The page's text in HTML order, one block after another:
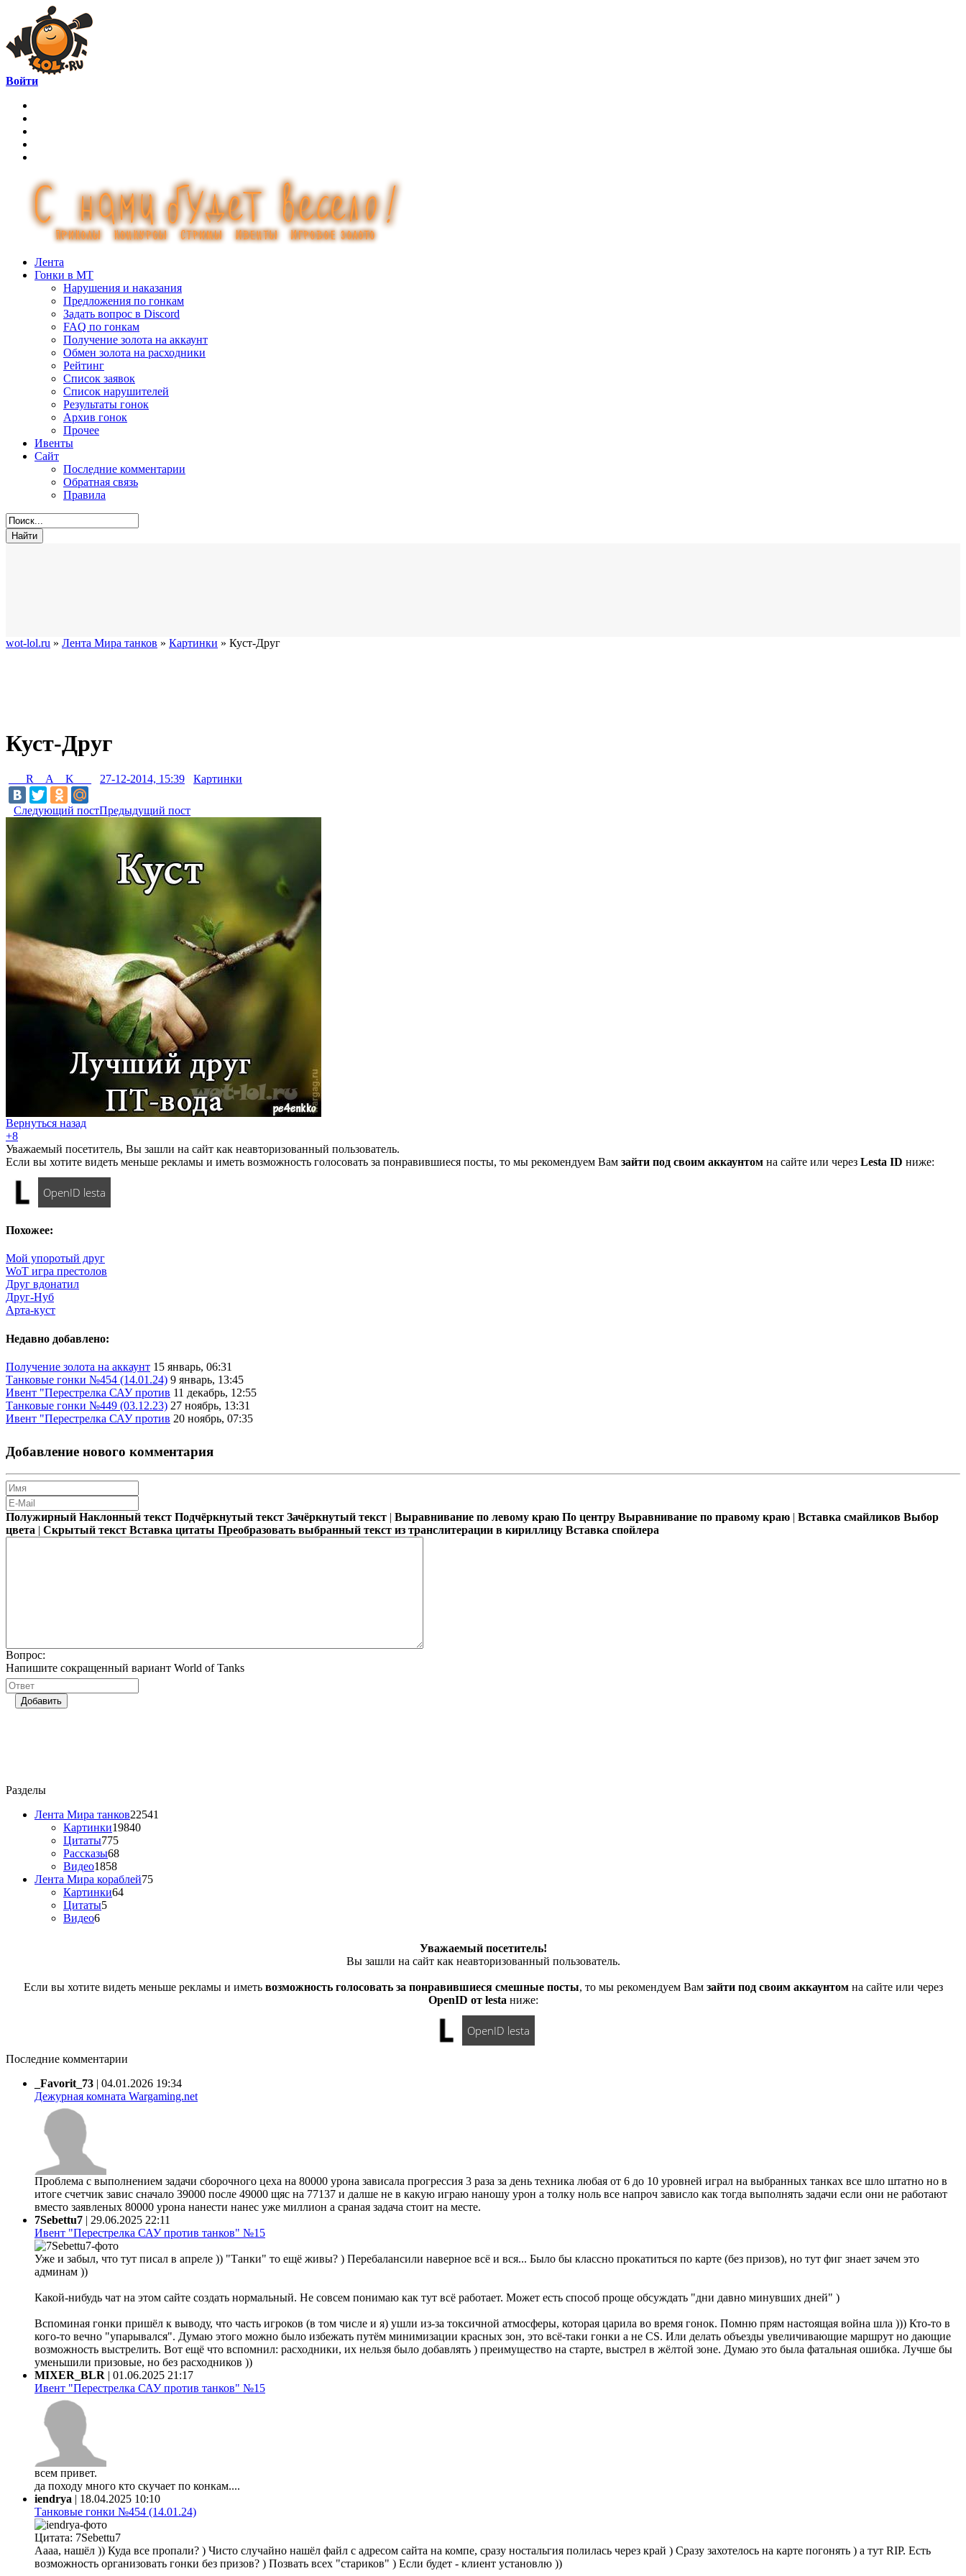
Войти
Лента
Гонки в МТ
Нарушения и наказания
Предложения по гонкам
Задать вопрос в Discord
FAQ по гонкам
Получение золота на аккаунт
Обмен золота на расходники
Рейтинг
Список заявок
Список нарушителей
Результаты гонок
Архив гонок
Прочее
Ивенты
Сайт
Последние комментарии
Обратная связь
Правила
wot-lol.ru » Лента Мира танков » Картинки » Куст-Друг
Куст-Друг
___R__A__K___ 27-12-2014, 15:39 Картинки
Следующий постПредыдущий пост
Вернуться назад
+8
Уважаемый посетитель, Вы зашли на сайт как неавторизованный пользователь.
Если вы хотите видеть меньше рекламы и иметь возможность голосовать за понравившиеся посты, то мы рекомендуем Вам зайти под своим аккаунтом на сайте или через Lesta ID ниже:
OpenID lesta
Похожее:
Мой упоротый друг
WoT игра престолов
Друг вдонатил
Друг-Нуб
Арта-куст
Недавно добавлено:
Получение золота на аккаунт 15 январь, 06:31
Танковые гонки №454 (14.01.24) 9 январь, 13:45
Ивент "Перестрелка САУ против 11 декабрь, 12:55
Танковые гонки №449 (03.12.23) 27 ноябрь, 13:31
Ивент "Перестрелка САУ против 20 ноябрь, 07:35
Добавление нового комментария
Полужирный Наклонный текст Подчёркнутый текст Зачёркнутый текст | Выравнивание по левому краю По центру Выравнивание по правому краю | Вставка смайликов Выбор
цвета | Скрытый текст Вставка цитаты Преобразовать выбранный текст из транслитерации в кириллицу Вставка спойлера
Вопрос:
Напишите сокращенный вариант World of Tanks
Добавить
Разделы
Лента Мира танков22541
Картинки19840
Цитаты775
Рассказы68
Видео1858
Лента Мира кораблей75
Картинки64
Цитаты5
Видео6
Уважаемый посетитель!
Вы зашли на сайт как неавторизованный пользователь.
Если вы хотите видеть меньше рекламы и иметь возможность голосовать за понравившиеся смешные посты, то мы рекомендуем Вам зайти под своим аккаунтомна сайте или через
OpenID от lesta ниже:
OpenID lesta
Последние комментарии
_Favorit_73 | 04.01.2026 19:34
Дежурная комната Wargaming.net
Проблема с выполнением задачи сборочного цеха на 80000 урона зависала прогрессия 3 раза за день техника любая от 6 до 10 уровней играл на выбранных танках все шло штатно но в
итоге счетчик завис сначало 39000 после 49000 щяс на 77137 и далше не в какую играю наношу урон а толку ноль все напроч зависло как тогда выполнять задачи если они не работают
вместо заявленых 80000 урона нанести нанес уже миллион а сраная задача стоит на месте.
7Sebettu7 | 29.06.2025 22:11
Ивент "Перестрелка САУ против танков" №15
Уже и забыл, что тут писал в апреле )) "Танки" то ещё живы? ) Перебалансили наверное всё и вся... Было бы классно прокатиться по карте (без призов), но тут фиг знает зачем это
админам ))
Какой-нибудь чат на этом сайте создать нормальный. Не совсем понимаю как тут всё работает. Может есть способ проще обсуждать "дни давно минувших дней" )
Вспоминая гонки пришёл к выводу, что часть игроков (в том числе и я) ушли из-за токсичной атмосферы, которая царила во время гонок. Помню прям настоящая война шла ))) Кто-то в
кого-то вечно "упарывался". Думаю этого можно было избежать путём минимизации красных зон, это всё-таки гонки а не CS. Или делать объезды увеличивающие маршрут но дающие
возможность выстрелить. Вот ещё что вспомнил: расходники, их нельзя было добавлять ) преимущество на старте, выстрел в жёлтой зоне. Думаю это была фатальная ошибка. Лучше бы
уменьшили призовые, но без расходников ))
MIXER_BLR | 01.06.2025 21:17
Ивент "Перестрелка САУ против танков" №15
всем привет.
да походу много кто скучает по конкам....
iendrya | 18.04.2025 10:10
Танковые гонки №454 (14.01.24)
Цитата: 7Sebettu7
Аааа, нашёл )) Куда все пропали? ) Чисто случайно нашёл файл с адресом сайта на компе, сразу ностальгия полилась через край ) Сразу захотелось на карте погонять ) а тут RIP. Есть
возможность организовать гонки без призов? ) Позвать всех "стариков" ) Если будет - клиент установлю ))